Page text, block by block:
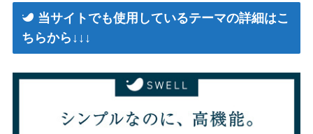
当サイトでも使用しているテーマの詳細はこ
ちらから↓↓↓